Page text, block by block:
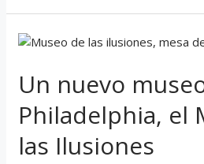
Un nuevo
Philadelphia, el
las Ilusiones
Un
museo
en
Philadelphia,
el
Museo